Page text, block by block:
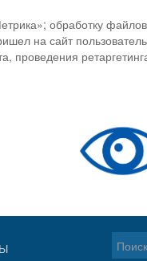
обработку
на сайт